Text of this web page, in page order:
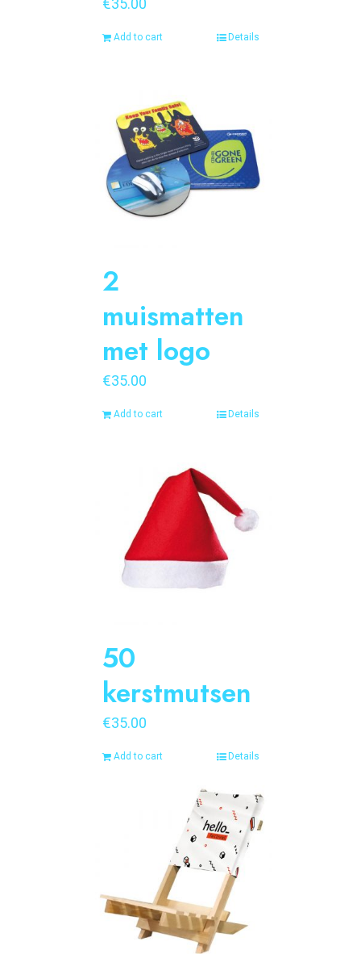
€35.00
Add to cart Details
2
muismatten
met logo
€35.00
Add to cart Details
50
kerstmutsen
€35.00
Add to cart Details